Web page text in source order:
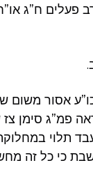
ח”ג או”ח
אסור משום
פמ”ג סימן
תלוי
שבת כי כל זה